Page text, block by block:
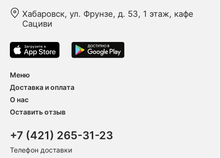
Хабаровск, ул. Фрунзе, д. 53, 1 этаж, кафе
Сациви
Меню
Доставка и оплата
О нас
Оставить отзыв
+7 (421) 265-31-23
Телефон доставки